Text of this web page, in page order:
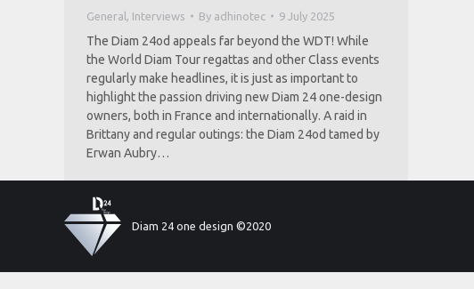
General Interviews By adhinotec 9 July 2025
The Diam 24od appeals far beyond the WDT! While
the World Diam Tour regattas and other Class events
regularly make headlines, it is just as important to
highlight the passion driving new Diam 24 one-design
owners, both in France and internationally. A raid in
Brittany and regular outings: the Diam 24od tamed by
Erwan Aubry…
Diam 24 one design ©2020